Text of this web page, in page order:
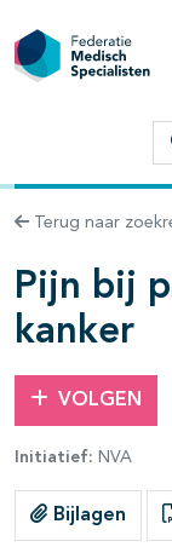
Terug naar
Pijn bij
kanker
VOLGEN
Initiatief: NVA
Bijlagen
binnen deze
open-